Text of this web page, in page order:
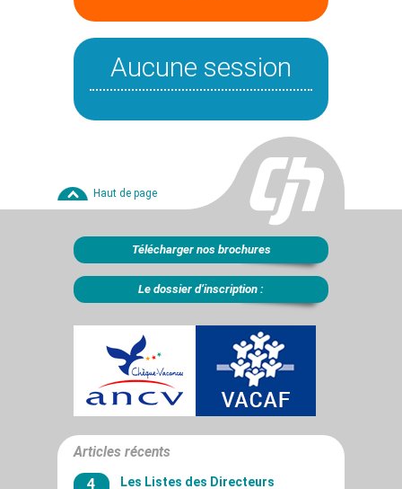
Aucune session
Haut de page
Télécharger nos brochures
Le dossier d’inscription :
Articles récents
4 Les Listes des Directeurs